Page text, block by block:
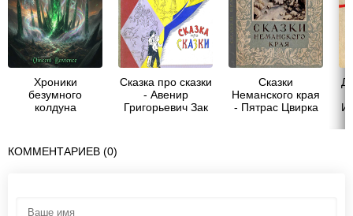
Хроники
безумного
колдуна
Vincent Bowence
Сказка про сказки
- Авенир
Григорьевич Зак
Сказки
Неманского края
- Пятрас Цвирка
КОММЕНТАРИЕВ (0)